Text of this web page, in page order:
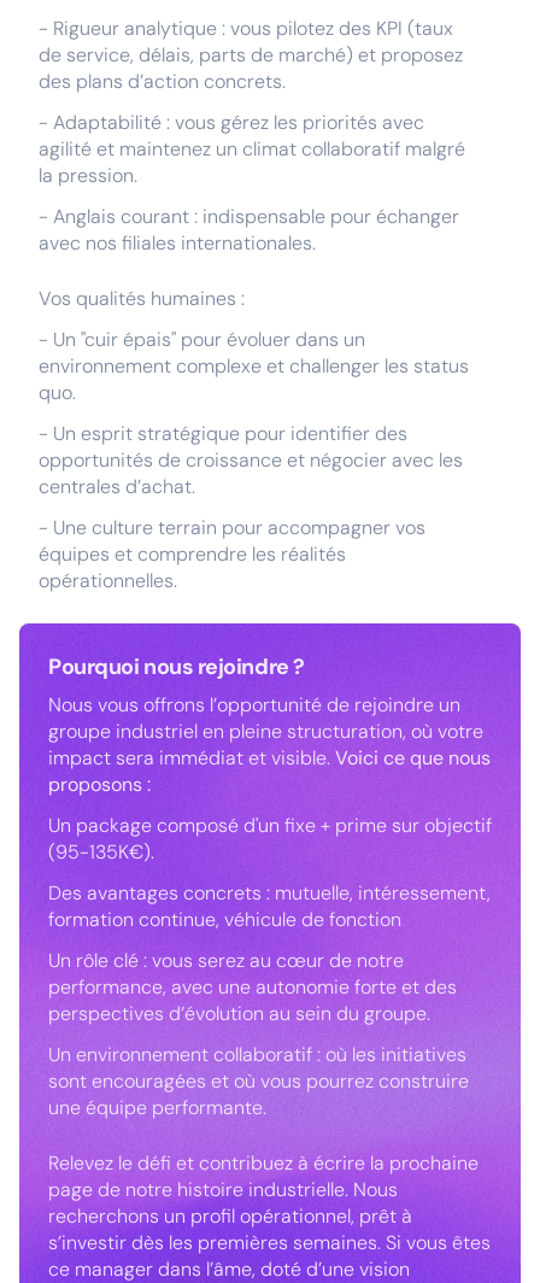
- Rigueur analytique : vous pilotez des KPI (taux
de service, délais, parts de marché) et proposez
des plans d’action concrets.
- Adaptabilité : vous gérez les priorités avec
agilité et maintenez un climat collaboratif malgré
la pression.
- Anglais courant : indispensable pour échanger
avec nos filiales internationales.
Vos qualités humaines :
- Un "cuir épais" pour évoluer dans un
environnement complexe et challenger les status
quo.
- Un esprit stratégique pour identifier des
opportunités de croissance et négocier avec les
centrales d’achat.
- Une culture terrain pour accompagner vos
équipes et comprendre les réalités
opérationnelles.
Pourquoi nous rejoindre ?
Nous vous offrons l’opportunité de rejoindre un
groupe industriel en pleine structuration, où votre
impact sera immédiat et visible.Voici ce que nous
proposons :
Un package composé d'un fixe + prime sur objectif
(95-135K€).
Des avantages concrets : mutuelle, intéressement,
formation continue, véhicule de fonction
Un rôle clé : vous serez au cœur de notre
performance, avec une autonomie forte et des
perspectives d’évolution au sein du groupe.
Un environnement collaboratif : où les initiatives
sont encouragées et où vous pourrez construire
une équipe performante.
Relevez le défi et contribuez à écrire la prochaine
page de notre histoire industrielle. Nous
recherchons un profil opérationnel, prêt à
s’investir dès les premières semaines. Si vous êtes
ce manager dans l’âme, doté d’une vision